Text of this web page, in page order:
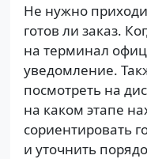
Не нужно
готов ли заказ.
на терминал
уведомление.
посмотреть на
на каком этапе
сориентировать
и уточнить